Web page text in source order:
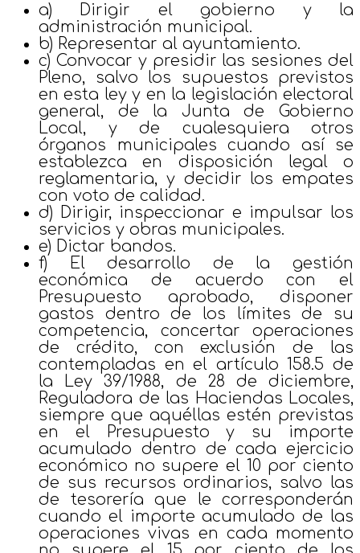
a) Dirigir el gobierno y la
administración municipal.
b) Representar al ayuntamiento.
c) Convocar y presidir las sesiones del
Pleno, salvo los supuestos previstos
en esta ley y en la legislación electoral
general, de la Junta de Gobierno
Local, y de cualesquiera otros
órganos municipales cuando así se
establezca en disposición legal o
reglamentaria, y decidir los empates
con voto de calidad.
d) Dirigir, inspeccionar e impulsar los
servicios y obras municipales.
e) Dictar bandos.
f) El desarrollo de la gestión
económica de acuerdo con el
Presupuesto aprobado, disponer
gastos dentro de los límites de su
competencia, concertar operaciones
de crédito, con exclusión de las
contempladas en el artículo 158.5 de
la Ley 39/1988, de 28 de diciembre,
Reguladora de las Haciendas Locales,
siempre que aquéllas estén previstas
en el Presupuesto y su importe
acumulado dentro de cada ejercicio
económico no supere el 10 por ciento
de sus recursos ordinarios, salvo las
de tesorería que le corresponderán
cuando el importe acumulado de las
operaciones vivas en cada momento